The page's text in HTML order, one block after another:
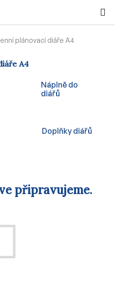
KOŠÍK
plánovací diáře A4
A4
Náplně do
diářů
Doplňky diářů
připravujeme.